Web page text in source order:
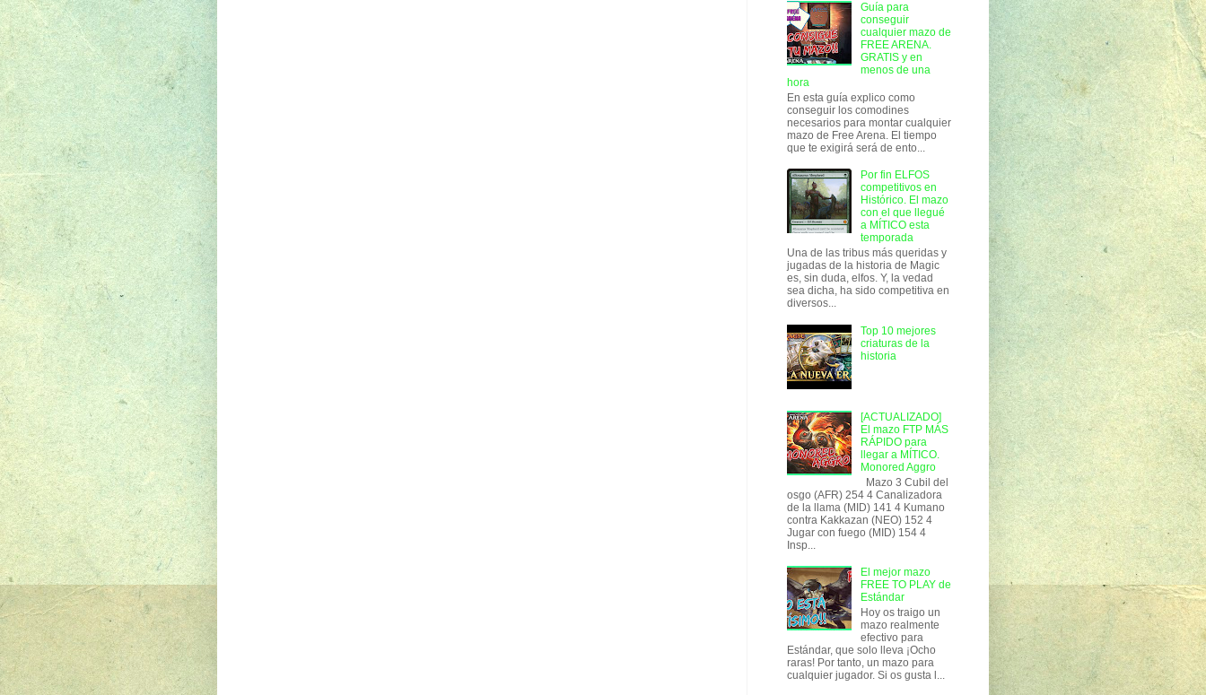
Guía para
conseguir
cualquier mazo de
FREE ARENA.
GRATIS y en
menos de una
hora
En esta guía explico como
conseguir los comodines
necesarios para montar cualquier
mazo de Free Arena. El tiempo
que te exigirá será de ento...
Por fin ELFOS
competitivos en
Histórico. El mazo
con el que llegué
a MÍTICO esta
temporada
Una de las tribus más queridas y
jugadas de la historia de Magic
es, sin duda, elfos. Y, la vedad
sea dicha, ha sido competitiva en
diversos...
Top 10 mejores
criaturas de la
historia
[ACTUALIZADO]
El mazo FTP MÁS
RÁPIDO para
llegar a MÍTICO.
Monored Aggro
Mazo 3 Cubil del
osgo (AFR) 254 4 Canalizadora
de la llama (MID) 141 4 Kumano
contra Kakkazan (NEO) 152 4
Jugar con fuego (MID) 154 4
Insp...
El mejor mazo
FREE TO PLAY de
Estándar
Hoy os traigo un
mazo realmente
efectivo para
Estándar, que solo lleva ¡Ocho
raras! Por tanto, un mazo para
cualquier jugador. Si os gusta l...